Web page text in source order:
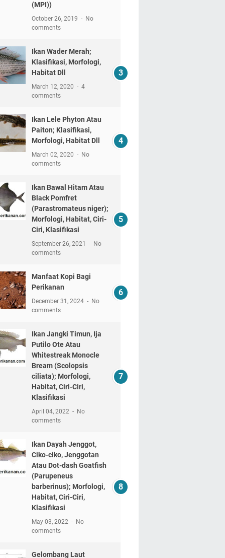
(MPI))
October 26, 2019
No
comments
Ikan Wader Merah;
Klasifikasi, Morfologi,
Habitat Dll
March 12, 2020
4
comments
Ikan Lele Phyton Atau
Paiton; Klasifikasi,
Morfologi, Habitat Dll
March 02, 2020
No
comments
Ikan Bawal Hitam Atau
Black Pomfret
(Parastromateus niger);
Morfologi, Habitat, Ciri-
Ciri, Klasifikasi
September 26, 2021
No
comments
Manfaat Kopi Bagi
Perikanan
December 31, 2024
No
comments
Ikan Jangki Timun, Ija
Putilo Ote Atau
Whitestreak Monocle
Bream (Scolopsis
ciliata); Morfologi,
Habitat, Ciri-Ciri,
Klasifikasi
April 04, 2022
No
comments
Ikan Dayah Jenggot,
Ciko-ciko, Jenggotan
Atau Dot-dash Goatfish
(Parupeneus
barberinus); Morfologi,
Habitat, Ciri-Ciri,
Klasifikasi
May 03, 2022
No
comments
Gelombang Laut